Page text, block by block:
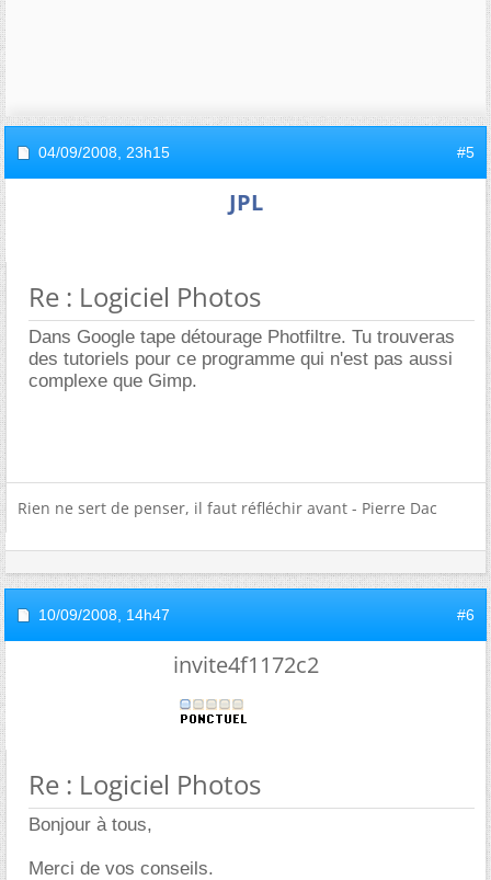
04/09/2008, 23h15 #5
JPL
Re : Logiciel Photos
Dans Google tape détourage Photfiltre. Tu trouveras
des tutoriels pour ce programme qui n'est pas aussi
complexe que Gimp.
Rien ne sert de penser, il faut réfléchir avant - Pierre Dac
10/09/2008, 14h47 #6
invite4f1172c2
Re : Logiciel Photos
Bonjour à tous,
Merci de vos conseils.